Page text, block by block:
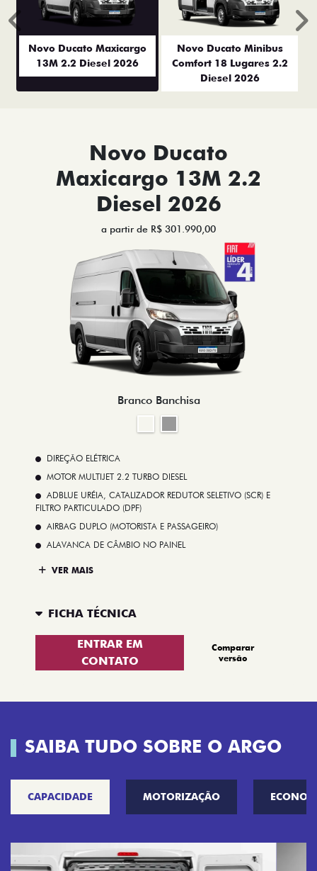
Novo Ducato Maxicargo
13M 2.2 Diesel 2026
Novo Ducato Minibus
Comfort 18 Lugares 2.2
Diesel 2026
Anterior
Novo Ducato
Maxicargo 13M 2.2
Diesel 2026
a partir de R$ 301.990,00
Branco Banchisa
DIREÇÃO ELÉTRICA
MOTOR MULTIJET 2.2 TURBO DIESEL
ADBLUE URÉIA, CATALIZADOR REDUTOR SELETIVO (SCR) E
FILTRO PARTICULADO (DPF)
AIRBAG DUPLO (MOTORISTA E PASSAGEIRO)
ALAVANCA DE CÂMBIO NO PAINEL
VER MAIS
FICHA TÉCNICA
ENTRAR EM
CONTATO
Comparar
versão
SAIBA TUDO SOBRE O ARGO
CAPACIDADE MOTORIZAÇÃO